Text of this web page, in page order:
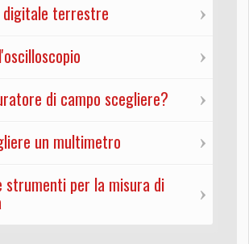
digitale terrestre
di campo scegliere?
un multimetro
strumenti per la misura di